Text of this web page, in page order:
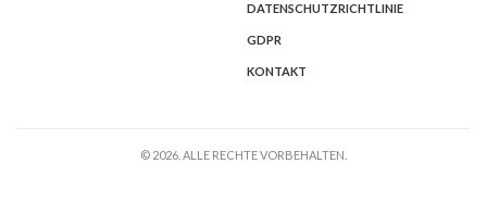
DATENSCHUTZRICHTLINIE
GDPR
KONTAKT
© 2026. ALLE RECHTE VORBEHALTEN.